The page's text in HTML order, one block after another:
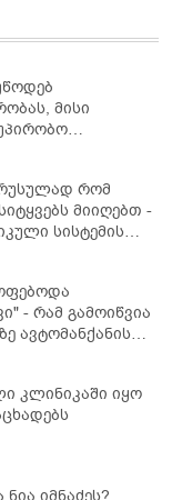
მისი
რას წერს ეუთო-ს
მიიღებთ -
სისტემის
ვაპირებ
ტელეფონიც" -
- რამ გამოიწვია
ავტომანქანის
განცხადებას
კლინიკაში იყო
იმნაძეს?